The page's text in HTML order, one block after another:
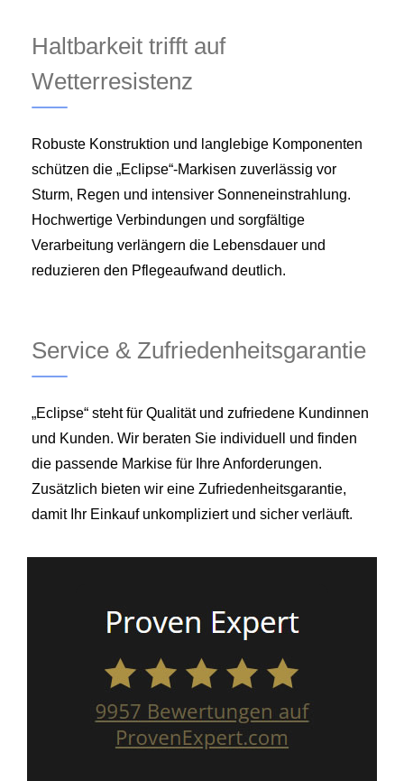
Haltbarkeit trifft auf
Wetterresistenz
Robuste Konstruktion und langlebige Komponenten
schützen die „Eclipse“-Markisen zuverlässig vor
Sturm, Regen und intensiver Sonneneinstrahlung.
Hochwertige Verbindungen und sorgfältige
Verarbeitung verlängern die Lebensdauer und
reduzieren den Pflegeaufwand deutlich.
Service & Zufriedenheitsgarantie
„Eclipse“ steht für Qualität und zufriedene Kundinnen
und Kunden. Wir beraten Sie individuell und finden
die passende Markise für Ihre Anforderungen.
Zusätzlich bieten wir eine Zufriedenheitsgarantie,
damit Ihr Einkauf unkompliziert und sicher verläuft.